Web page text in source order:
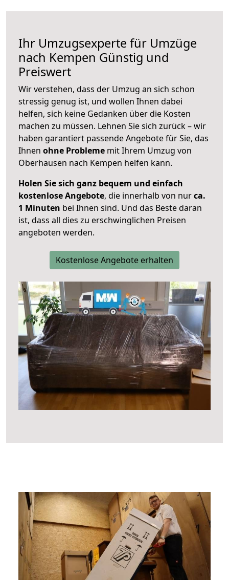
Ihr Umzugsexperte für Umzüge
nach Kempen Günstig und
Preiswert
Wir verstehen, dass der Umzug an sich schon
stressig genug ist, und wollen Ihnen dabei
helfen, sich keine Gedanken über die Kosten
machen zu müssen. Lehnen Sie sich zurück – wir
haben garantiert passende Angebote für Sie, das
Ihnen ohne Probleme mit Ihrem Umzug von
Oberhausen nach Kempen helfen kann.
Holen Sie sich ganz bequem und einfach
kostenlose Angebote, die innerhalb von nurca.
1 Minuten bei Ihnen sind. Und das Beste daran
ist, dass all dies zu erschwinglichen Preisen
angeboten werden.
Kostenlose Angebote erhalten